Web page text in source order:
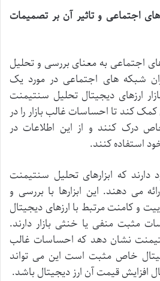
های اجتماعی و تاثیر آن بر تصمیمات
اجتماعی به معنای بررسی و تحلیل
شبکه های اجتماعی در مورد یک
ارزهای دیجیتال تحلیل سنتیمنت
کمککند تا احساساتغالببازار رادر
درک کنند و از این اطلاعات در
استفادهکنند.
دارند که ابزارهای تحلیل سنتیمنت
می دهند. این ابزارها با بررسی و
و کامنتمرتبط با ارزهای دیجیتال
مثبت منفی یا خنثی بازار دارند.
نشان دهد که احساسات غالب
خاص مثبت است این می تواند
افزایشقیمتآن ارز دیجیتال باشد.